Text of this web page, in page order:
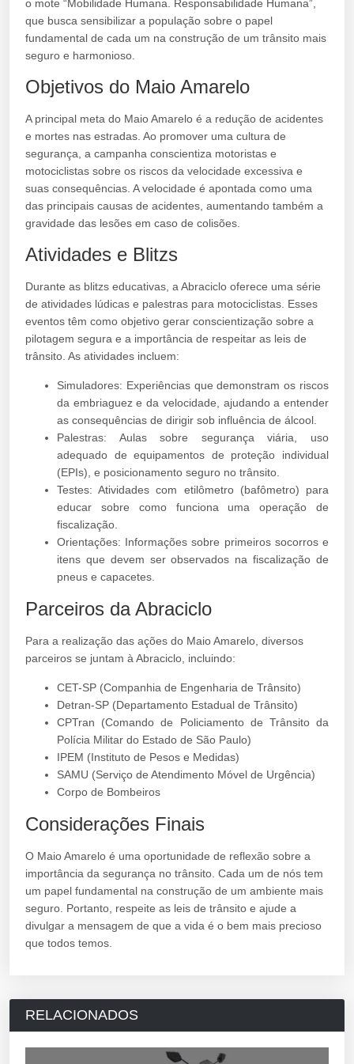
o mote “Mobilidade Humana. Responsabilidade Humana”,
que busca sensibilizar a população sobre o papel
fundamental de cada um na construção de um trânsito mais
seguro e harmonioso.
Objetivos do Maio Amarelo
A principal meta do Maio Amarelo é a redução de acidentes
e mortes nas estradas. Ao promover uma cultura de
segurança, a campanha conscientiza motoristas e
motociclistas sobre os riscos da velocidade excessiva e
suas consequências. A velocidade é apontada como uma
das principais causas de acidentes, aumentando também a
gravidade das lesões em caso de colisões.
Atividades e Blitzs
Durante as blitzs educativas, a Abraciclo oferece uma série
de atividades lúdicas e palestras para motociclistas. Esses
eventos têm como objetivo gerar conscientização sobre a
pilotagem segura e a importância de respeitar as leis de
trânsito. As atividades incluem:
Simuladores: Experiências que demonstram os riscos
da embriaguez e da velocidade, ajudando a entender
as consequências de dirigir sob influência de álcool.
Palestras: Aulas sobre segurança viária, uso
adequado de equipamentos de proteção individual
(EPIs), e posicionamento seguro no trânsito.
Testes: Atividades com etilômetro (bafômetro) para
educar sobre como funciona uma operação de
fiscalização.
Orientações: Informações sobre primeiros socorros e
itens que devem ser observados na fiscalização de
pneus e capacetes.
Parceiros da Abraciclo
Para a realização das ações do Maio Amarelo, diversos
parceiros se juntam à Abraciclo, incluindo:
CET-SP (Companhia de Engenharia de Trânsito)
Detran-SP (Departamento Estadual de Trânsito)
CPTran (Comando de Policiamento de Trânsito da
Polícia Militar do Estado de São Paulo)
IPEM (Instituto de Pesos e Medidas)
SAMU (Serviço de Atendimento Móvel de Urgência)
Corpo de Bombeiros
Considerações Finais
O Maio Amarelo é uma oportunidade de reflexão sobre a
importância da segurança no trânsito. Cada um de nós tem
um papel fundamental na construção de um ambiente mais
seguro. Portanto, respeite as leis de trânsito e ajude a
divulgar a mensagem de que a vida é o bem mais precioso
que todos temos.
RELACIONADOS